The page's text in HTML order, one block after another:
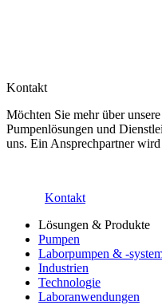
Kontakt
Möchten Sie mehr über
Pumpenlösungen und
uns. Ein Ansprechpartner
Kontakt
Lösungen & Produkte
Pumpen
Laborpumpen & -
Industrien
Technologie
Laboranwendungen